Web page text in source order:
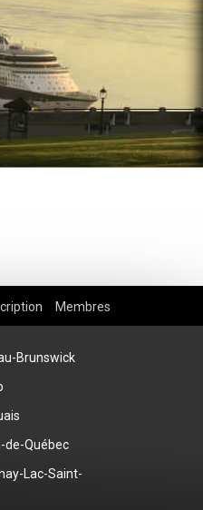
Membres
Brunswick
de-Québec
Lac-Saint-